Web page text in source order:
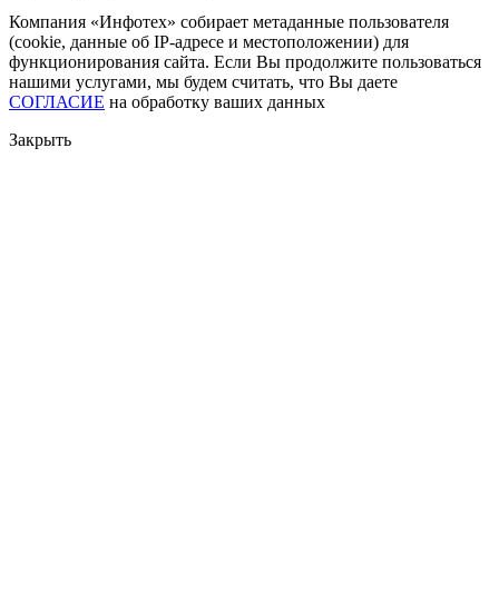
Компания «Инфотех» собирает метаданные пользователя
(cookie, данные об IP-адресе и местоположении) для
функционирования сайта. Если Вы продолжите пользоваться
нашими услугами, мы будем считать, что Вы даете
СОГЛАСИЕ на обработку ваших данных
Закрыть